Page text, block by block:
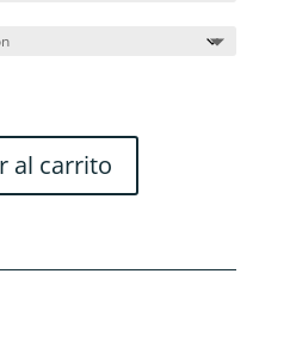
al carrito